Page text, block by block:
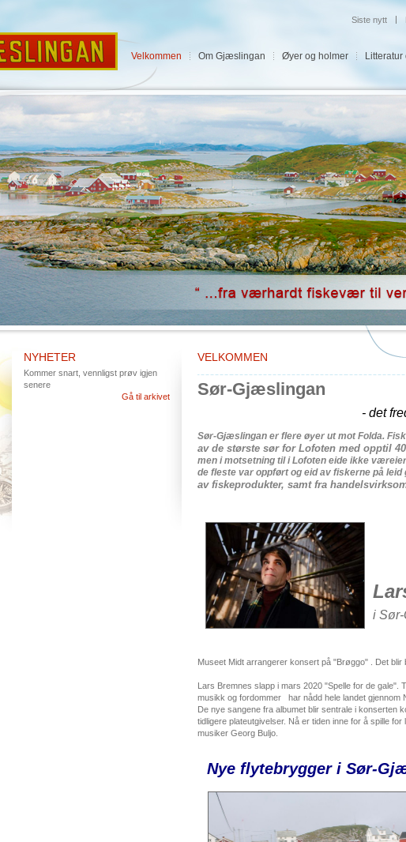
Siste nytt |
Velkommen Om Gjæslingan Øyer og holmer
VELKOMMEN
Sør-Gjæslingan
- det
Sør-Gjæslingan er flere øyer utmotFolda.
avde største sørfor Lofoten med opptil
men imotsetning tiliLofoten eide ikke
de fleste var oppført og eid av fiskerne på leid
av fiskeprodukter, samt fra
i
Museet Midt arrangerer konsert på "Brøggo" . Det blir
Lars Bremnes slapp i mars 2020 "Spelle for de gale".
musikk og fordommer har nådd hele landet gjennom
De nye sangene fra albumet blir sentrale i konserten
tidligere plateutgivelser. Nå er tiden inne for å spille
musiker Georg Buljo.
Nye flytebrygger i Sør-
NYHETER
Kommer snart, vennligst prøv igjen
senere
Gå til arkivet